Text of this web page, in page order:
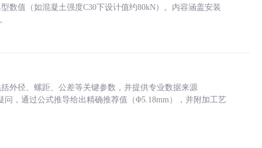
数值（如混凝土强度C30下设计值约80kN）。内容涵盖安装
外径、螺距、公差等关键参数，并提供专业数据来源
问，通过公式推导给出精确推荐值（Φ5.18mm），并附加工艺